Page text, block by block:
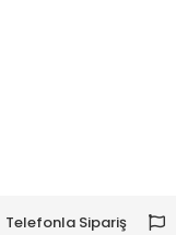
Telefonla Sipariş